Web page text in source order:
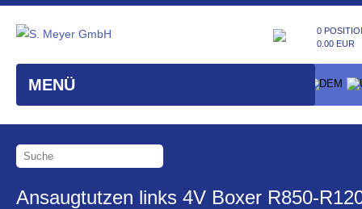
MENÜ
0
0.00 EUR
Ansaugtutzen links 4V Boxer R850-